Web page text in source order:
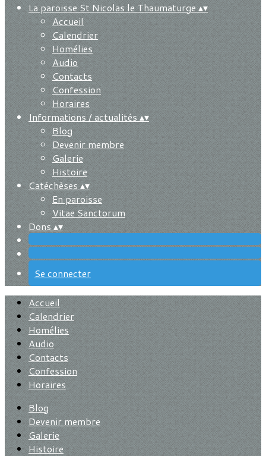
La paroisse St Nicolas le Thaumaturge▴▾
Accueil
Calendrier
Homélies
Audio
Contacts
Confession
Horaires
Informations / actualités▴▾
Blog
Devenir membre
Galerie
Histoire
Catéchèses▴▾
En paroisse
Vitae Sanctorum
Dons▴▾
Se connecter
Accueil
Calendrier
Homélies
Audio
Contacts
Confession
Horaires
Blog
Devenir membre
Galerie
Histoire